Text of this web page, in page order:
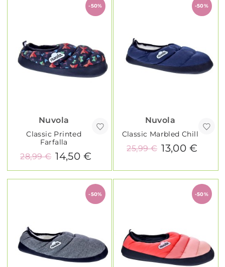
-50%
Nuvola
Classic Printed
Farfalla
14,50 €
28,99 €
-50%
Nuvola
Classic Marbled Chill
13,00 €
25,99 €
-50% -50%